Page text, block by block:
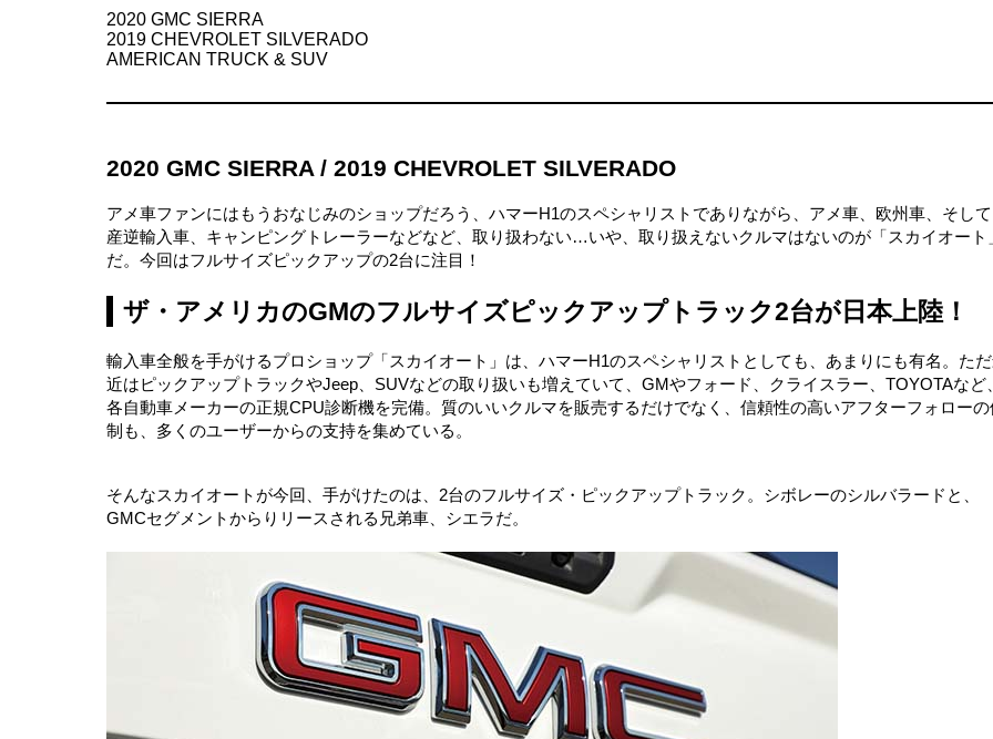
2020 GMC SIERRA
2019 CHEVROLET SILVERADO
AMERICAN TRUCK & SUV
2020 GMC SIERRA / 2019 CHEVROLET SILVERADO
アメ車ファンにはもうおなじみのショップだろう、ハマーH1のスペシャリストでありながら、アメ車、欧州車、そし
産逆輸入車、キャンピングトレーラーなどなど、取り扱わない…いや、取り扱えないクルマはないのが「スカイオート
だ。今回はフルサイズピックアップの2台に注目！
ザ・アメリカのGMのフルサイズピックアップトラック2台が日本上陸！
輸入車全般を手がけるプロショップ「スカイオート」は、ハマーH1のスペシャリストとしても、あまりにも有名。た
近はピックアップトラックやJeep、SUVなどの取り扱いも増えていて、GMやフォード、クライスラー、TOYOTAなど
各自動車メーカーの正規CPU診断機を完備。質のいいクルマを販売するだけでなく、信頼性の高いアフターフォローの
制も、多くのユーザーからの支持を集めている。
そんなスカイオートが今回、手がけたのは、2台のフルサイズ・ピックアップトラック。シボレーのシルバラードと、
GMCセグメントからりリースされる兄弟車、シエラだ。